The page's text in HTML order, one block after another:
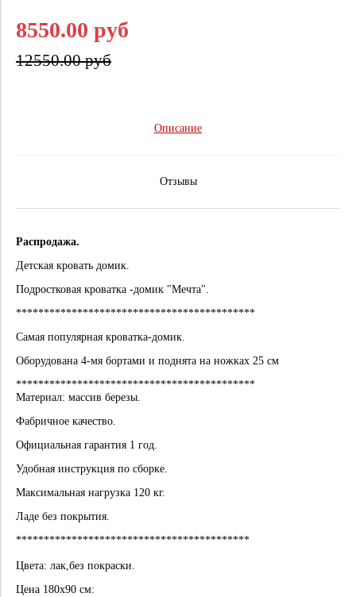
8550.00 руб
12550.00 руб
Описание
Отзывы
Распродажа.
Детская кровать домик.
Подростковая кроватка -домик "Мечта".
*******************************************
Самая популярная кроватка-домик.
Оборудована 4-мя бортами и поднята на ножках 25 см
*******************************************
Материал: массив березы.
Фабричное качество.
Официальная гарантия 1 год.
Удобная инструкция по сборке.
Максимальная нагрузка 120 кг.
Ладе без покрытия.
******************************************
Цвета: лак,без покраски.
Цена 180х90 см: